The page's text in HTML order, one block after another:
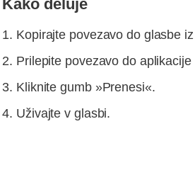
Kako deluje
Kopirajte povezavo do glasbe
Prilepite povezavo do
Kliknite gumb »Prenesi«.
Uživajte v glasbi.